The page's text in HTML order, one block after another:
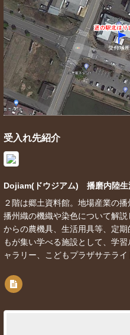
受入れ先紹介
Dojiam(ドウジアム) 播磨内陸生
２階は郷土資料館。地場産業の
播州織の機織や染色について解
からの農機具、生活用具等、定
もが集い学べる施設として、学
ャラリー、こどもプラザサテライ